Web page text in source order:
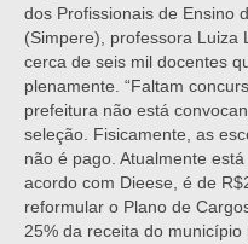
dos Profissionais de Ensino
(Simpere), professora Luiza
cerca de seis mil docentes
plenamente. “Faltam
prefeitura não está
seleção. Fisicamente, as
não é pago. Atualmente
acordo com Dieese, é de
reformular o Plano de
25% da receita do